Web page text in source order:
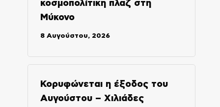
κοσμοπολίτικη πλαζ στη
Μύκονο
8 Αυγούστου, 2026
Κορυφώνεται η έξοδος του
Αυγούστου – Χιλιάδες